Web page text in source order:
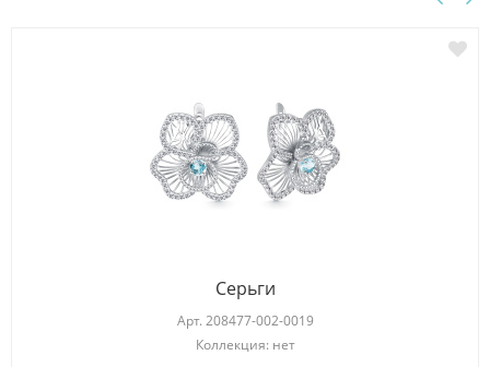
Серьги
Арт. 208477-002-0019
Коллекция: нет